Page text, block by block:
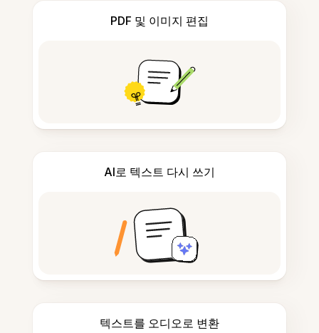
PDF 및 이미지 편집
AI로 텍스트 다시 쓰기
텍스트를 오디오로 변환